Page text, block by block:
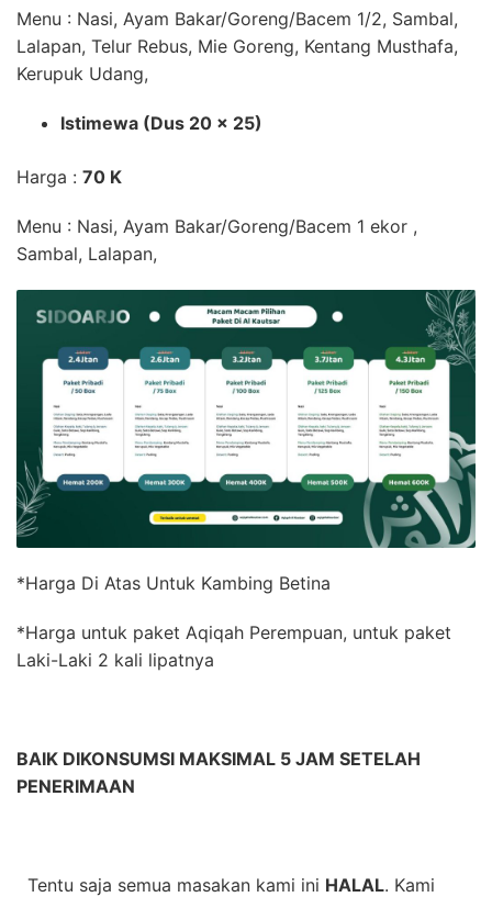
Menu : Nasi, Ayam Bakar/Goreng/Bacem 1/2, Sambal,
Lalapan, Telur Rebus, Mie Goreng, Kentang Musthafa,
Kerupuk Udang,
Istimewa (Dus 20 x 25)
Harga : 70 K
Menu : Nasi, Ayam Bakar/Goreng/Bacem 1 ekor ,
Sambal, Lalapan,
*Harga Di Atas Untuk Kambing Betina
*Harga untuk paket Aqiqah Perempuan, untuk paket
Laki-Laki 2 kali lipatnya
BAIK DIKONSUMSI MAKSIMAL 5 JAM SETELAH
PENERIMAAN
Tentu saja semua masakan kami ini HALAL. Kami